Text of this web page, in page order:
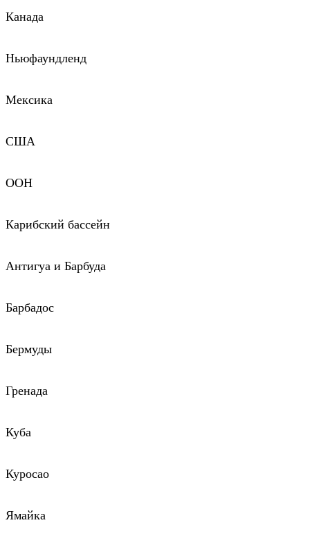
Канада
Ньюфаундленд
Мексика
США
ООН
Карибский бассейн
Антигуа и Барбуда
Барбадос
Бермуды
Гренада
Куба
Куросао
Ямайка